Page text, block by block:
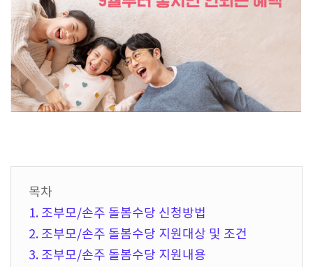
목차
1. 조부모/손주 돌봄수당 신청방법
2. 조부모/손주 돌봄수당 지원대상 및 조건
3. 조부모/손주 돌봄수당 지원내용